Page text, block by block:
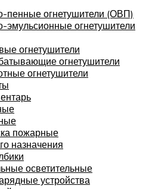
пенные огнетушители (ОВП)
эмульсионные огнетушители
огнетушители
огнетушители
огнетушители
пожарные
назначения
осветительные
устройства